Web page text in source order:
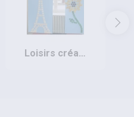
loisirs créatifs